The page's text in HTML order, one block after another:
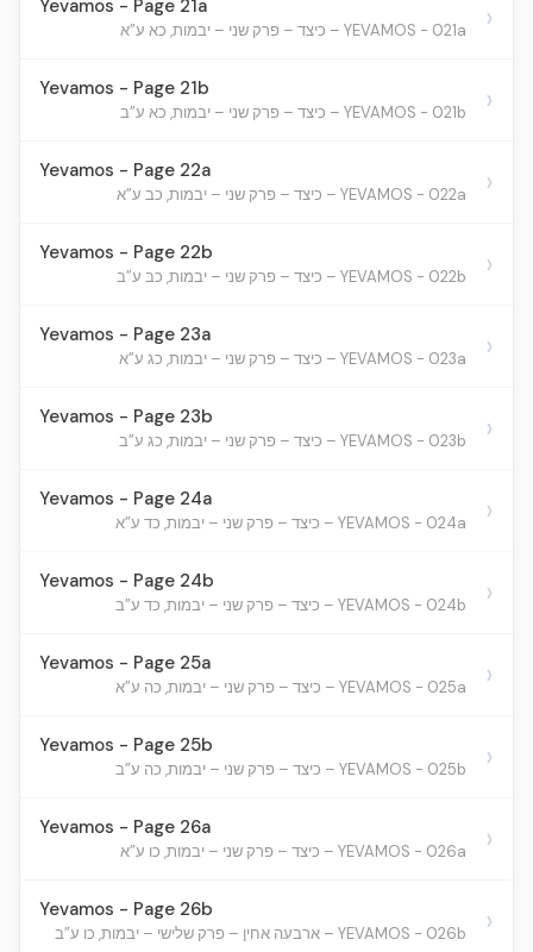
Yevamos - Page 21a
YEVAMOS - 021a – כיצד – פרק שני – יבמות, כא ע”א ›
Yevamos - Page 21b
YEVAMOS - 021b – כיצד – פרק שני – יבמות, כא ע”ב ›
Yevamos - Page 22a
YEVAMOS - 022a – כיצד – פרק שני – יבמות, כב ע”א ›
Yevamos - Page 22b
YEVAMOS - 022b – כיצד – פרק שני – יבמות, כב ע”ב ›
Yevamos - Page 23a
YEVAMOS - 023a – כיצד – פרק שני – יבמות, כג ע”א ›
Yevamos - Page 23b
YEVAMOS - 023b – כיצד – פרק שני – יבמות, כג ע”ב ›
Yevamos - Page 24a
YEVAMOS - 024a – כיצד – פרק שני – יבמות, כד ע”א ›
Yevamos - Page 24b
YEVAMOS - 024b – כיצד – פרק שני – יבמות, כד ע”ב ›
Yevamos - Page 25a
YEVAMOS - 025a – כיצד – פרק שני – יבמות, כה ע”א ›
Yevamos - Page 25b
YEVAMOS - 025b – כיצד – פרק שני – יבמות, כה ע”ב ›
Yevamos - Page 26a
YEVAMOS - 026a – כיצד – פרק שני – יבמות, כו ע”א ›
Yevamos - Page 26b
YEVAMOS - 026b – ארבעה אחין – פרק שלישי – יבמות, כו ע”ב ›